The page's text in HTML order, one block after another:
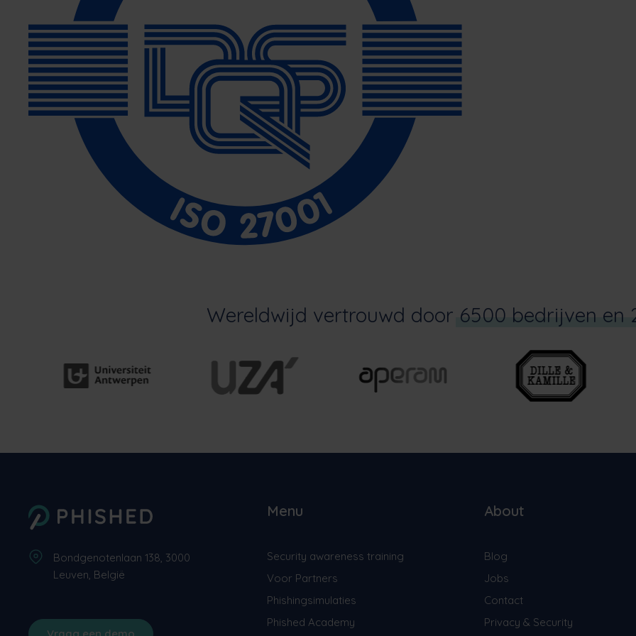
Wereldwijd vertrouwd door 6500 bedrijven en
Bondgenotenlaan 138, 3000
Leuven, België
Menu
Security awareness training
Voor Partners
Phishingsimulaties
Phished Academy
About
Blog
Jobs
Contact
Privacy & Security